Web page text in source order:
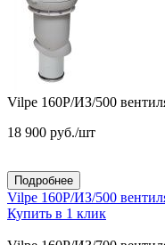
Vilpe 160P/ИЗ/500
18 900 руб./шт
Подробнее
Vilpe 160P/ИЗ/500
Купить в 1 клик